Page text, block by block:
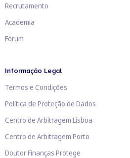
Recrutamento
Academia
Fórum
Informação Legal
Termos e Condições
Política de Proteção de Dados
Centro de Arbitragem Lisboa
Centro de Arbitragem Porto
Doutor Finanças Protege